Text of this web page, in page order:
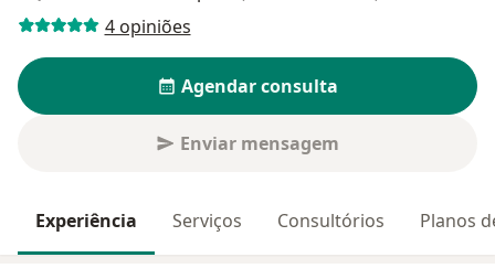
4 opiniões
Agendar consulta
Enviar mensagem
Experiência Serviços Consultórios Planos